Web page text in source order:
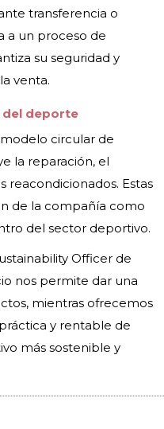
transferencia o
a un proceso de
su seguridad y
venta.
del deporte
circular de
la reparación, el
reacondicionados. Estas
de la compañía como
del sector deportivo.
Officer de
nos permite dar una
mientras ofrecemos
y rentable de
más sostenible y